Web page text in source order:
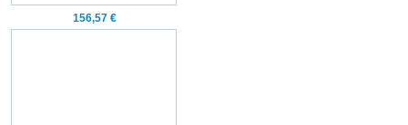
156,57 €